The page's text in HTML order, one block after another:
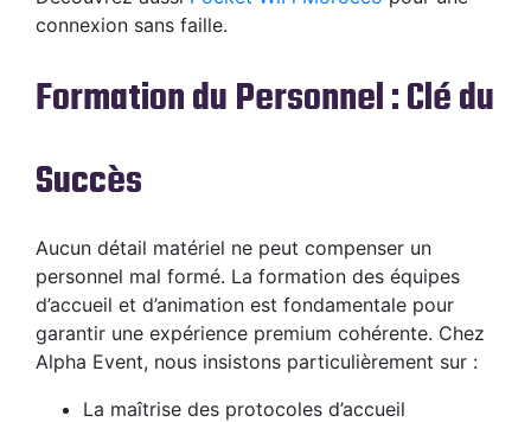
connexion sans faille.
Formation du Personnel : Clé du
Succès
Aucun détail matériel ne peut compenser un
personnel mal formé. La formation des équipes
d’accueil et d’animation est fondamentale pour
garantir une expérience premium cohérente. Chez
Alpha Event, nous insistons particulièrement sur :
La maîtrise des protocoles d’accueil